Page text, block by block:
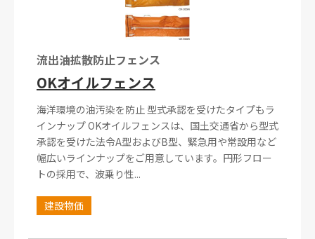
流出油拡散防止フェンス
OKオイルフェンス
海洋環境の油汚染を防止 型式承認を受けたタイプもラ
インナップ OKオイルフェンスは、国土交通省から型式
承認を受けた法令A型およびB型、緊急用や常設用など
幅広いラインナップをご用意しています。円形フロー
トの採用で、波乗り性...
建設物価